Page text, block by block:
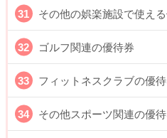
その他の娯楽施設で使え
ゴルフ関連の優待券
フィットネスクラブの優
その他スポーツ関連の優